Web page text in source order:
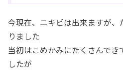
今現在、ニキビは出来ますが
りました
当初はこめかみにたくさんで
したが